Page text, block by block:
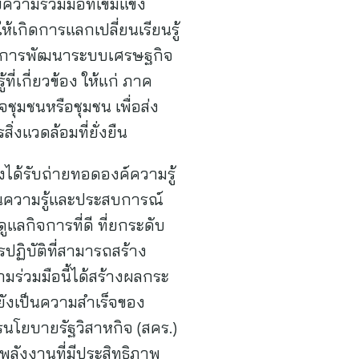
กิดการแลกเปลี่ยนเรียนรู้
ารพัฒนาระบบเศรษฐกิจ
เกี่ยวข้อง ให้แก่ ภาค
มชนหรือชุมชน เพื่อส่ง
งแวดล้อมที่ยั่งยืน
ด้รับถ่ายทอดองค์ความรู้
วามรู้และประสบการณ์
แลกิจการที่ดี ที่ยกระดับ
ฏิบัติที่สามารถสร้าง
ร่วมมือนี้ได้สร้างผลกระ
เป็นความสำเร็จของ
โยบายรัฐวิสาหกิจ (สคร.)
ลังงานที่มีประสิทธิภาพ